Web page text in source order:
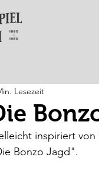
Lesezeit
inspiriert
Bonzo Jagd".